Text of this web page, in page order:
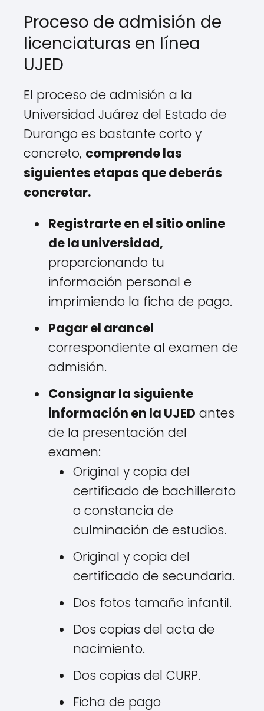
Proceso de admisión de
licenciaturas en línea
UJED
El proceso de admisión a la
Universidad Juárez del Estado de
Durango es bastante corto y
concreto, comprende las
siguientes etapas que deberás
concretar.
Registrarte en el sitio online
de la universidad,
proporcionando tu
información personal e
imprimiendo la ficha de pago.
Pagar el arancel
correspondiente al examen de
admisión.
Consignar la siguiente
información en la UJED antes
de la presentación del
examen:
Original y copia del
certificado de bachillerato
o constancia de
culminación de estudios.
Original y copia del
certificado de secundaria.
Dos fotos tamaño infantil.
Dos copias del acta de
nacimiento.
Dos copias del CURP.
Ficha de pago